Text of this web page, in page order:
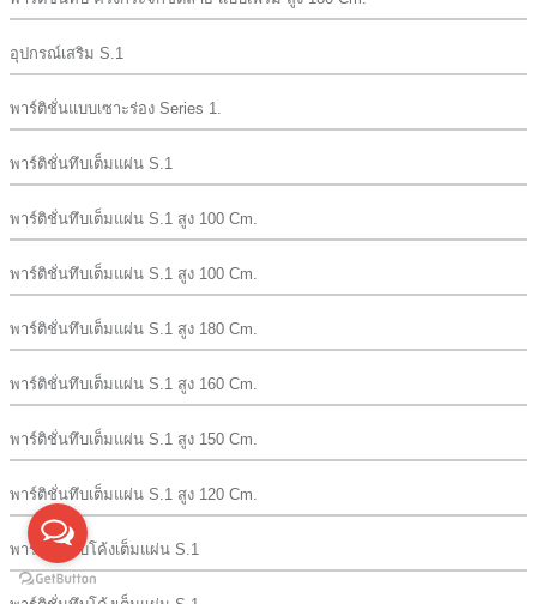
อุปกรณ์เสริม S.1
พาร์ติชั่นแบบเซาะร่อง Series 1.
พาร์ติชั่นทึบเต็มแผ่น S.1
พาร์ติชั่นทึบเต็มแผ่น S.1 สูง 100 Cm.
พาร์ติชั่นทึบเต็มแผ่น S.1 สูง 100 Cm.
พาร์ติชั่นทึบเต็มแผ่น S.1 สูง 180 Cm.
พาร์ติชั่นทึบเต็มแผ่น S.1 สูง 160 Cm.
พาร์ติชั่นทึบเต็มแผ่น S.1 สูง 150 Cm.
พาร์ติชั่นทึบเต็มแผ่น S.1 สูง 120 Cm.
พาร์ติชั่นทึบโค้งเต็มแผ่น S.1